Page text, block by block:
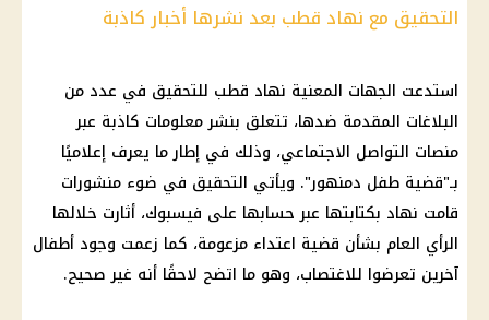
التحقيق مع نهاد قطب بعد نشرها أخبار كاذبة
استدعت الجهات المعنية نهاد قطب للتحقيق في عدد من
البلاغات المقدمة ضدها، تتعلق بنشر معلومات كاذبة عبر
منصات التواصل الاجتماعي، وذلك في إطار ما يعرف إعلاميًا
بـ"قضية طفل دمنهور". ويأتي التحقيق في ضوء منشورات
قامت نهاد بكتابتها عبر حسابها على فيسبوك، أثارت خلالها
الرأي العام بشأن قضية اعتداء مزعومة، كما زعمت وجود أطفال
آخرين تعرضوا للاغتصاب، وهو ما اتضح لاحقًا أنه غير صحيح.